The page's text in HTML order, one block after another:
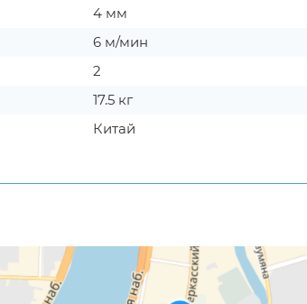
4 мм
6 м/мин
2
17.5 кг
Китай